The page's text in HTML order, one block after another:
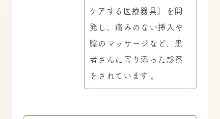
ケアする医療器具）を開
発し、痛みのない挿入や
膣のマッサージなど、患
者さんに寄り添った診察
をされています 。